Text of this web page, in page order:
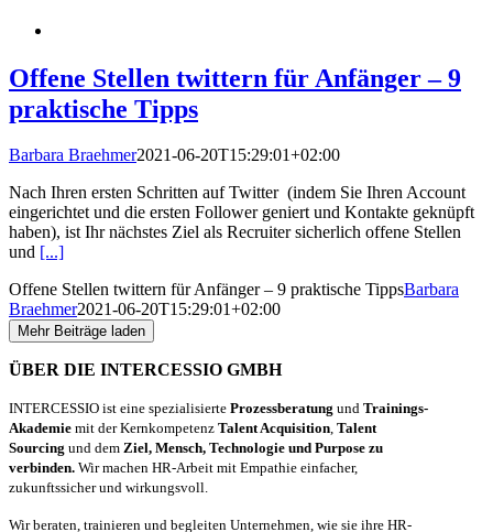
Offene Stellen twittern für Anfänger – 9
praktische Tipps
Barbara Braehmer2021-06-20T15:29:01+02:00
Nach Ihren ersten Schritten auf Twitter (indem Sie Ihren Account
eingerichtet und die ersten Follower geniert und Kontakte geknüpft
haben), ist Ihr nächstes Ziel als Recruiter sicherlich offene Stellen
und [...]
Offene Stellen twittern für Anfänger – 9 praktische TippsBarbara
Braehmer2021-06-20T15:29:01+02:00
Mehr Beiträge laden
ÜBER DIE INTERCESSIO GMBH
INTERCESSIO ist eine spezialisierte Prozessberatung und Trainings-
Akademie mit der Kernkompetenz Talent Acquisition, Talent
Sourcing und dem Ziel, Mensch, Technologie und Purpose zu
verbinden. Wir machen HR-Arbeit mit Empathie einfacher,
zukunftssicher und wirkungsvoll.
Wir beraten, trainieren und begleiten Unternehmen, wie sie ihre HR-